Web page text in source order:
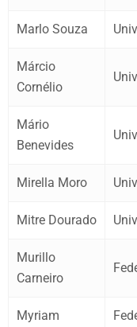
Marlo Souza
Márcio
Cornélio
Mário
Benevides
Mirella Moro
Mitre Dourado
Murillo
Carneiro
Myriam